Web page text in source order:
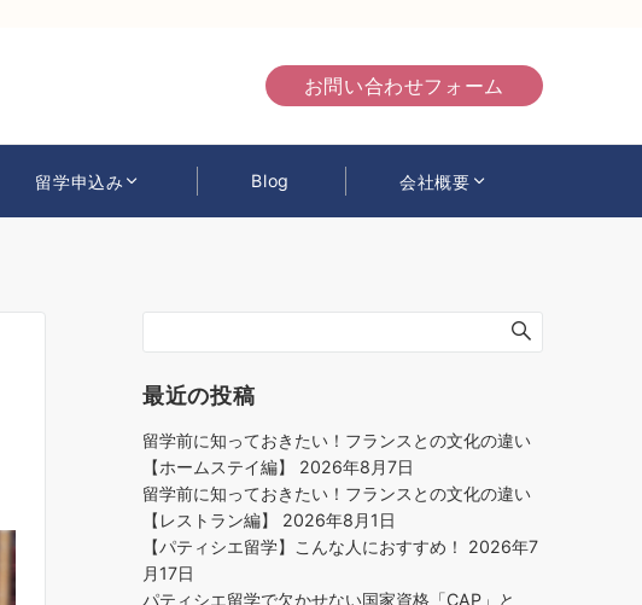
お問い合わせフォーム
留学申込み Blog 会社概要
最近の投稿
留学前に知っておきたい！フランスとの文化の違い
【ホームステイ編】
2026年8月7日
留学前に知っておきたい！フランスとの文化の違い
【レストラン編】
2026年8月1日
【パティシエ留学】こんな人におすすめ！
2026年7
月17日
パティシエ留学で欠かせない国家資格「CAP」と